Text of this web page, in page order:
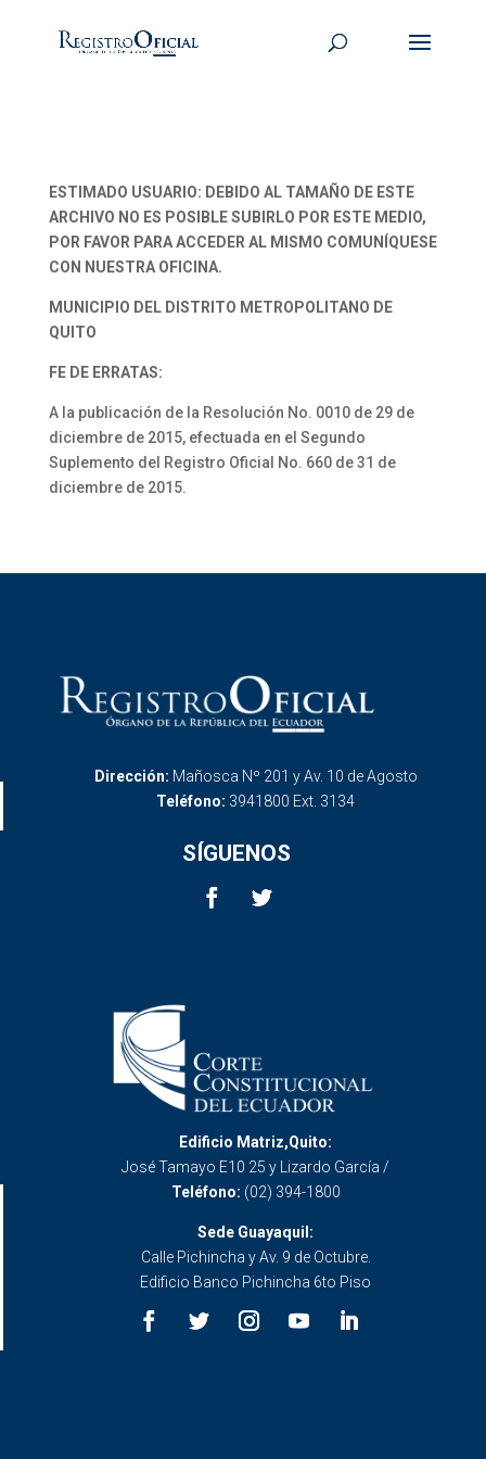
ESTIMADO USUARIO: DEBIDO AL TAMAÑO DE ESTE
ARCHIVO NO ES POSIBLE SUBIRLO POR ESTE MEDIO,
POR FAVOR PARA ACCEDER AL MISMO COMUNÍQUESE
CON NUESTRA OFICINA.
MUNICIPIO DEL DISTRITO METROPOLITANO DE
QUITO
FE DE ERRATAS:
A la publicación de la Resolución No. 0010 de 29 de
diciembre de 2015, efectuada en el Segundo
Suplemento del Registro Oficial No. 660 de 31 de
diciembre de 2015.
Dirección: Mañosca Nº 201 y Av. 10 de Agosto
Teléfono: 3941800 Ext. 3134
SÍGUENOS
Edificio Matriz,Quito:
José Tamayo E10 25 y Lizardo García /
Teléfono: (02) 394-1800
Sede Guayaquil:
Calle Pichincha y Av. 9 de Octubre.
Edificio Banco Pichincha 6to Piso